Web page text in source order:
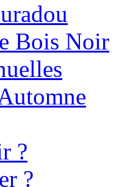
Bois Noir
?
?